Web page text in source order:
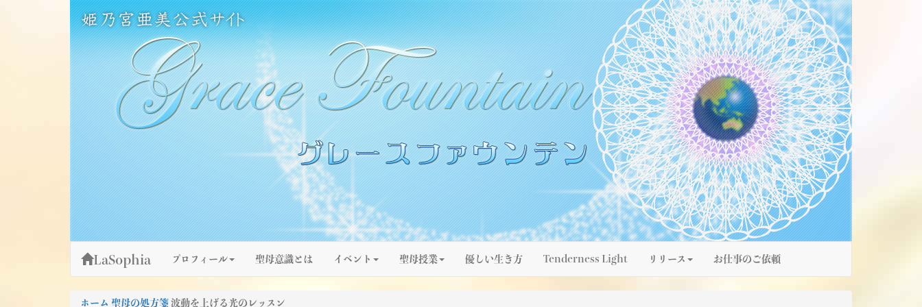
姫乃宮亜美公式サイト～Grace Fountain～
グレースファウンテン
LaSophia プロフィール 聖母意識とは イベント 聖母授業 優しい生き方 Tenderness Light リリース お仕事のご依頼
ホーム 聖母の処方箋 波動を上げる光のレッスン